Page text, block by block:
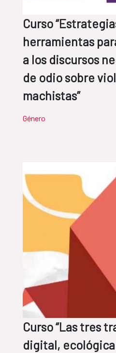
Curso
herramientas
a los discursos
de odio sobre
machistas”
Género
Curso “Las tres
digital,